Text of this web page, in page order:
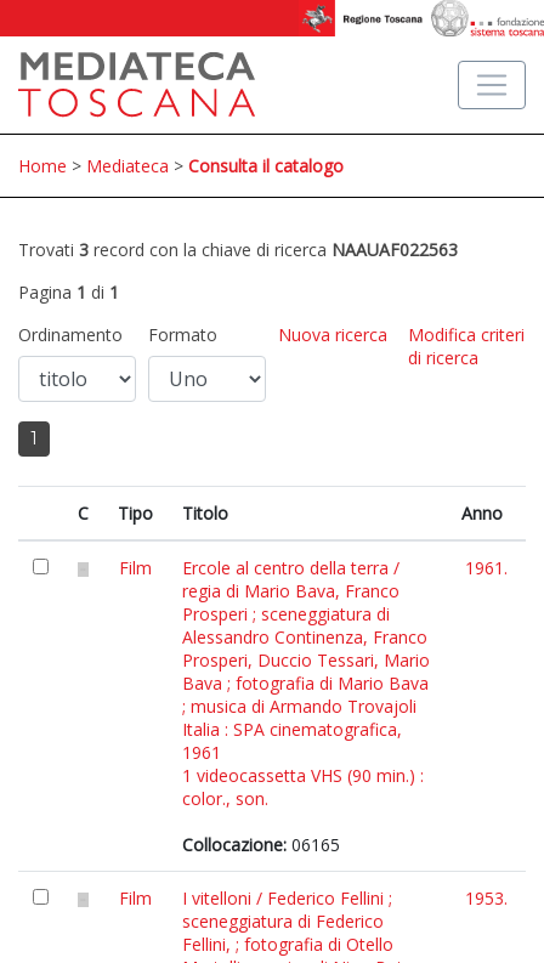
Home > Mediateca > Consulta il catalogo
Trovati 3 record con la chiave di ricerca NAAUAF022563
Pagina 1 di 1
Ordinamento
Formato Nuova ricerca
Modifica criteri
di ricerca
1
C Tipo Titolo Anno
Film
Ercole al centro della terra /
regia di Mario Bava, Franco
Prosperi ; sceneggiatura di
Alessandro Continenza, Franco
Prosperi, Duccio Tessari, Mario
Bava ; fotografia di Mario Bava
; musica di Armando Trovajoli
Italia : SPA cinematografica,
1961
1 videocassetta VHS (90 min.) :
color., son.
Collocazione: 06165
1961.
Film
I vitelloni / Federico Fellini ;
sceneggiatura di Federico
Fellini, ; fotografia di Otello
1953.